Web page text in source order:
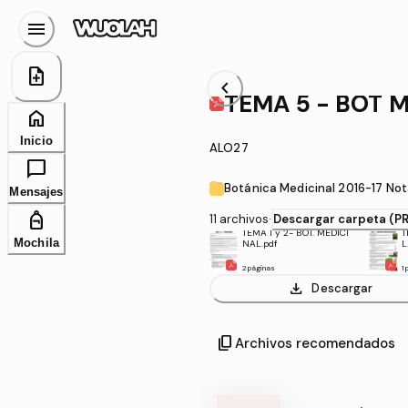
chevron_left
TEMA 5 -
ALO27
Botánica
11 archivos· Descargar carpeta
TEMA 1 y 2- BOT. MEDICI
NAL.pdf
2 páginas 1
download Descargar
content_copy Archivos recomendados
menu
note_add
home
Inicio
chat_bubble
Mensajes
personal_bag
Mochila